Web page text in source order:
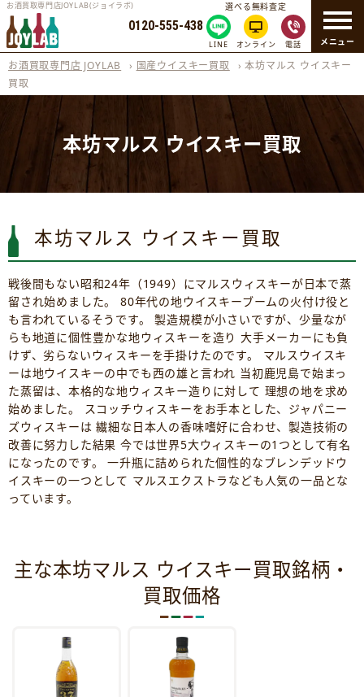
メニュー
お酒買取専門店JOYLAB(ジョイラボ)
0120-555-438
選べる無料査定
LINE オンライン 電話
お酒買取専門店 JOYLAB › 国産ウイスキー買取 ›本坊マルス ウイスキー
買取
本坊マルス ウイスキー買取
本坊マルス ウイスキー買取
戦後間もない昭和24年（1949）にマルスウィスキーが日本で蒸
留され始めました。 80年代の地ウイスキーブームの火付け役と
も言われているそうです。 製造規模が小さいですが、少量なが
らも地道に個性豊かな地ウィスキーを造り 大手メーカーにも負
けず、劣らないウィスキーを手掛けたのです。 マルスウイスキ
ーは地ウイスキーの中でも西の雄と言われ 当初鹿児島で始まっ
た蒸留は、本格的な地ウィスキー造りに対して 理想の地を求め
始めました。 スコッチウィスキーをお手本とした、ジャパニー
ズウィスキーは 繊細な日本人の香味嗜好に合わせ、製造技術の
改善に努力した結果 今では世界5大ウィスキーの1つとして有名
になったのです。 一升瓶に詰められた個性的なブレンデッドウ
イスキーの一つとして マルスエクストラなども人気の一品とな
っています。
主な本坊マルス ウイスキー買取銘柄・
買取価格